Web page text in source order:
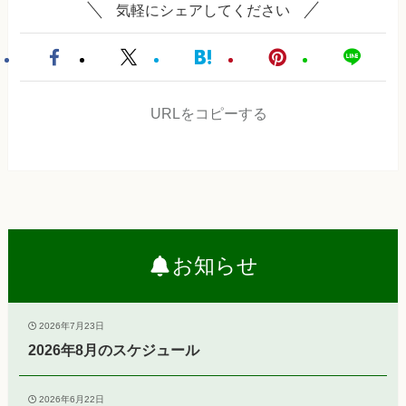
気軽にシェアしてください
URLをコピーする
お知らせ
2026年7月23日
2026年8月のスケジュール
2026年6月22日